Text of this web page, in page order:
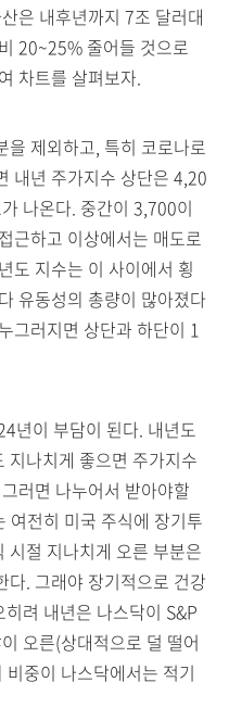
은 내후년까지 7조 달러대
20~25% 줄어들 것으로
차트를 살펴보자.
을 제외하고, 특히 코로나로
내년 주가지수 상단은 4,20
나온다. 중간이 3,700이
근하고 이상에서는 매도로
도 지수는 이 사이에서 횡
유동성의 총량이 많아졌다
그러지면 상단과 하단이 1
년이 부담이 된다. 내년도
지나치게 좋으면 주가지수
러면 나누어서 받아야할
여전히 미국 주식에 장기투
시절 지나치게 오른 부분은
다. 그래야 장기적으로 건강
려 내년은 나스닥이 S&P
오른(상대적으로 덜 떨어
중이 나스닥에서는 적기